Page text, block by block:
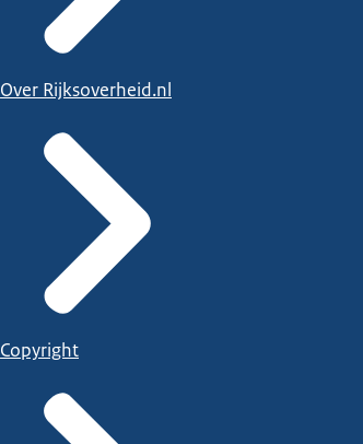
Over Rijksoverheid.nl
Copyright